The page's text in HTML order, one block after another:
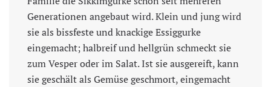
Generationen angebaut wird. Klein und jung wird
sie als bissfeste und knackige Essiggurke
eingemacht; halbreif und hellgrün schmeckt sie
zum Vesper oder im Salat. Ist sie ausgereift, kann
sie geschält als Gemüse geschmort, eingemacht